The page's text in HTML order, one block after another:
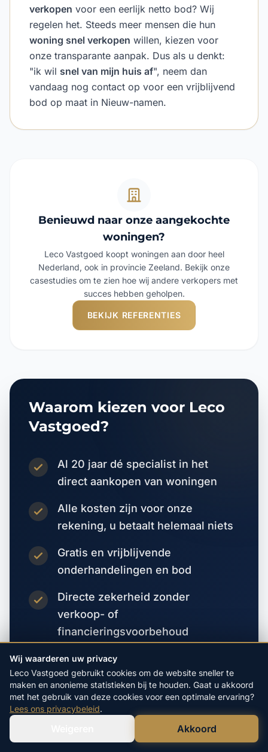
verkopen voor een eerlijk netto bod? Wij
regelen het. Steeds meer mensen die hun
woning snel verkopen willen, kiezen voor
onze transparante aanpak. Dus als u denkt:
"ik wil snel van mijn huis af", neem dan
vandaag nog contact op voor een vrijblijvend
bod op maat in Nieuw-namen.
Benieuwd naar onze aangekochte
woningen?
Leco Vastgoed koopt woningen aan door heel
Nederland, ook in provincie Zeeland. Bekijk onze
casestudies om te zien hoe wij andere verkopers met
succes hebben geholpen.
BEKIJK REFERENTIES
Waarom kiezen voor Leco
Vastgoed?
Al 20 jaar dé specialist in het
direct aankopen van woningen
Alle kosten zijn voor onze
rekening, u betaalt helemaal niets
Gratis en vrijblijvende
onderhandelingen en bod
Directe zekerheid zonder
verkoop- of
financieringsvoorbehoud
Vraag direct een bod aan
Bel Ons Direct
Wij waarderen uw privacy
Leco Vastgoed gebruikt cookies om de website sneller te
maken en anonieme statistieken bij te houden. Gaat u akkoord
met het gebruik van deze cookies voor een optimale ervaring?
Lees ons privacybeleid.
Akkoord